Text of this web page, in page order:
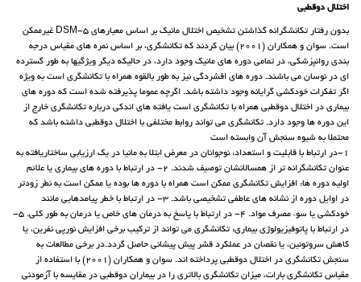
اختلال دوقطبی
بدون رفتار تکانشگرانه گذاشتن تشخیص اختلال مانیک بر اساس معیارهای DSM-5 غیرممکن
است. سوان و همکاران (2001) بیان کردند که تکانشگری، بر اساس نمره های مقیاس درجه
بندی روانپزشکی، در تمامی دوره های مانیک وجود دارد، در حالیکه دیگر ویژگیها به طور گسترده
ای در نوسان می باشند. دوره های افشردگی نیز به طور بالقوه همراه با تکانشگری است به ویژه
اگر تفکرات خودکشی گرایانه وجود داشته باشد. اگرچه عموما پذیرفته شده است که دوره های
بیماری در اختلال دوقطبی همراه با تکانشگری است یافته های اندکی درباره تکانشگری خارج از
این دوره ها وجود دارد. تکانشگری می تواند روابط مختلفی با اختلال دوقطبی داشته باشد که
محتملا به شیوه سنجش آن وابسته است
1-در ارتباط با قابلیت و استعداد: نوجوانان در معرض ابتلا به مانیا در یک ارزیابی ساختاریافته به
عنوان تکانشگرانه تر از همسالانشان توصیف شدند. 2- در ارتباط با دوره های بیماری یا علائم
اولیه دوره ها: افزایش تکانشگری ممکن است همراه با دوره ها بوده یا ممکن است به نطر زودتر
در اوایل دوره از نشانه های عاطفی تشخیصی باشد. 3- در ارتباط با خطر پیامدهایی مانند
خودکشی یا سوء مصرف مواد. 4- در ارتباط با پاسخ به درمان های خاص یا درمان به طور کلی. 5-
در ارتباط با پاتوفیزیولوژی بیماری: تکانشگری می تواند از ترکیب برخی افزایش نورپی نفرین، یا
کاهش سروتونین، یا نقصان در عملکرد قشر پیش پیشانی حاصل گردد.در برخی مطالعات به
سنجش تکانشگری در اختلال دوقطبی پرداخته اند. سوان و همکاران (2001) با استفاده از
مقیاس تکانشگری بارات، میزان تکانشگری بالاتری را در بیماران دوقطبی در مقایسه با آزمودنی